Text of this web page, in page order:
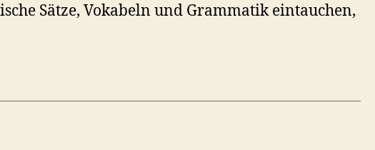
Sätze, Vokabeln und Grammatik eintauchen,